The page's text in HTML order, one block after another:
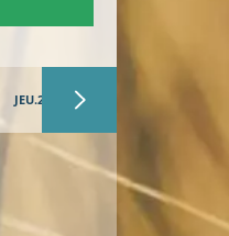
JEU.20